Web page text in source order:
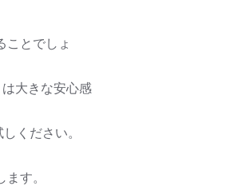
ことでしょ
大きな安心感
ください。
す。